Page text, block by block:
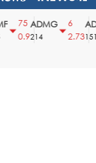
75
0.9
ADMG
214
2.731510